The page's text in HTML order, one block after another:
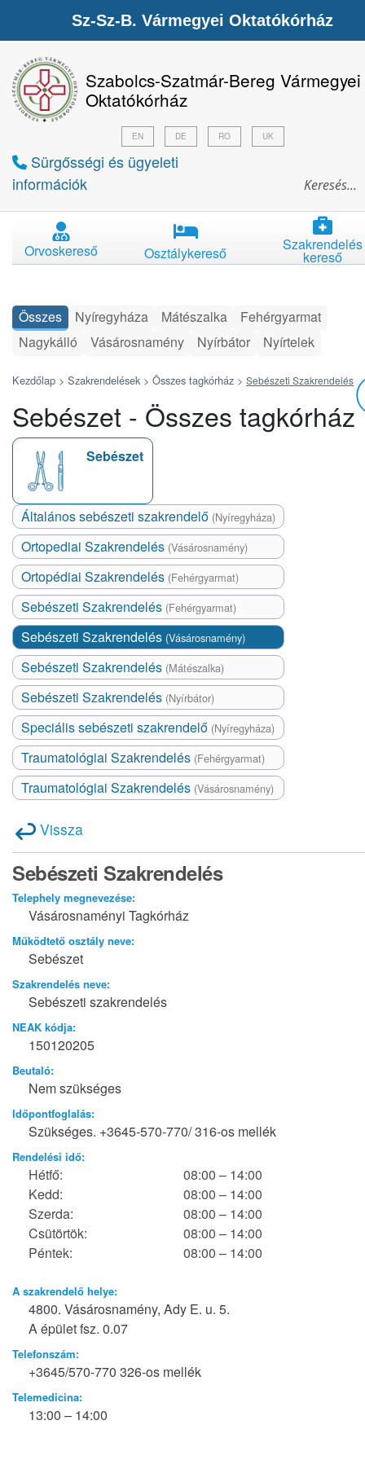
Szabolcs-Szatmár-Bereg Vármegyei
Oktatókórház
Sürgősségi és ügyeleti
információk
EN DE RO UK
Orvoskereső Osztálykereső Szakrendelés
kereső
Összes Nyíregyháza Mátészalka
Fehérgyarmat
Nagykálló
Vásárosnamény Nyírbátor Nyírtelek
Kezdőlap > Szakrendelések > Összes tagkórház > Sebészeti Szakrendelés
Sebészet - Összes tagkórház
Sebészet
Általános sebészeti szakrendelő (Nyíregyháza)
Ortopediai Szakrendelés (Vásárosnamény)
Ortopédiai Szakrendelés (Fehérgyarmat)
Sebészeti Szakrendelés (Fehérgyarmat)
Sebészeti Szakrendelés (Vásárosnamény)
Sebészeti Szakrendelés (Mátészalka)
Sebészeti Szakrendelés (Nyírbátor)
Speciális sebészeti szakrendelő (Nyíregyháza)
Traumatológiai Szakrendelés (Fehérgyarmat)
Traumatológiai Szakrendelés (Vásárosnamény)
Vissza
Sebészeti Szakrendelés
Telephely megnevezése:
Vásárosnaményi Tagkórház
Működtető osztály neve:
Sebészet
Szakrendelés neve:
Sebészeti szakrendelés
NEAK kódja:
150120205
Beutaló:
Nem szükséges
Időpontfoglalás:
Szükséges. +3645-570-770/ 316-os mellék
Rendelési idő:
Hétfő:
08:00 – 14:00
Kedd:
08:00 – 14:00
Szerda:
08:00 – 14:00
Csütörtök:
08:00 – 14:00
Péntek:
08:00 – 14:00
A szakrendelő helye:
4800. Vásárosnamény, Ady E. u. 5.
A épület fsz. 0.07
Telefonszám:
+3645/570-770 326-os mellék
Telemedicina:
13:00 – 14:00
Sz-Sz-B. Vármegyei Oktatókórház